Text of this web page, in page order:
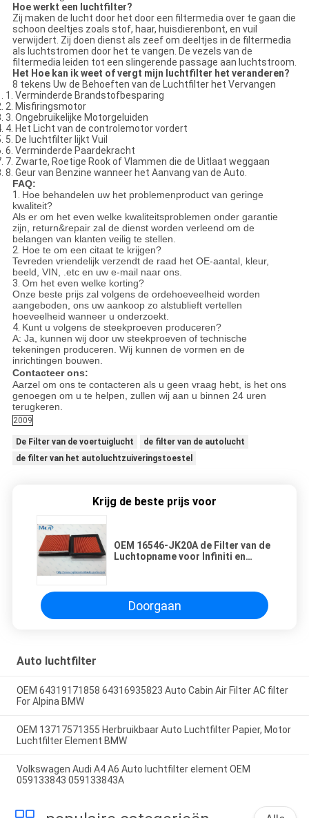
Hoe werkt een luchtfilter?
Zij maken de lucht door het door een filtermedia over te gaan die
schoon deeltjes zoals stof, haar, huisdierenbont, en vuil
verwijdert. Zij doen dienst als zeef om deeltjes in de filtermedia
als luchtstromen door het te vangen. De vezels van de
filtermedia leiden tot een slingerende passage aan luchtstroom.
Het Hoe kan ik weet of vergt mijn luchtfilter het veranderen?
8 tekens Uw de Behoeften van de Luchtfilter het Vervangen
1. Verminderde Brandstofbesparing
2. Misfiringsmotor
3. Ongebruikelijke Motorgeluiden
4. Het Licht van de controlemotor vordert
5. De luchtfilter lijkt Vuil
6. Verminderde Paardekracht
7. Zwarte, Roetige Rook of Vlammen die de Uitlaat weggaan
8. Geur van Benzine wanneer het Aanvang van de Auto.
FAQ:
1. Hoe behandelen uw het problemenproduct van geringe
kwaliteit?
Als er om het even welke kwaliteitsproblemen onder garantie
zijn, return&repair zal de dienst worden verleend om de
belangen van klanten veilig te stellen.
2. Hoe te om een citaat te krijgen?
Tevreden vriendelijk verzendt de raad het OE-aantal, kleur,
beeld, VIN, .etc en uw e-mail naar ons.
3. Om het even welke korting?
Onze beste prijs zal volgens de ordehoeveelheid worden
aangeboden, ons uw aankoop zo alstublieft vertellen
hoeveelheid wanneer u onderzoekt.
4. Kunt u volgens de steekproeven produceren?
A: Ja, kunnen wij door uw steekproeven of technische
tekeningen produceren. Wij kunnen de vormen en de
inrichtingen bouwen.
Contacteer ons:
Aarzel om ons te contacteren als u geen vraag hebt, is het ons
genoegen om u te helpen, zullen wij aan u binnen 24 uren
terugkeren.
2009
De Filter van de voertuiglucht
de filter van de autolucht
de filter van het autoluchtzuiveringstoestel
Krijg de beste prijs voor
OEM 16546-JK20A de Filter van de
Luchtopname voor Infiniti en
Doorgaan
Auto luchtfilter
OEM 64319171858 64316935823 Auto Cabin Air Filter AC filter
For Alpina BMW
OEM 13717571355 Herbruikbaar Auto Luchtfilter Papier, Motor
Luchtfilter Element BMW
Volkswagen Audi A4 A6 Auto luchtfilter element OEM
059133843 059133843A